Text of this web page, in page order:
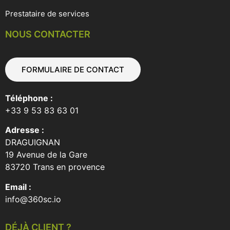
Prestataire de services
NOUS CONTACTER
FORMULAIRE DE CONTACT
Téléphone :
+33 9 53 83 63 01
Adresse :
DRAGUIGNAN
19 Avenue de la Gare
83720 Trans en provence
Email :
info@360sc.io
DÉJÀ CLIENT ?